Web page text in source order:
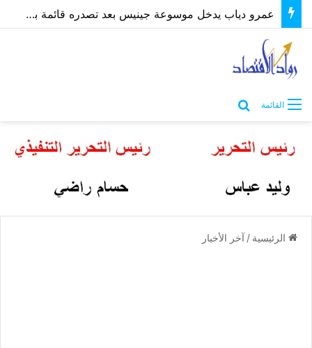
عمرو دياب يدخل موسوعة جينيس بعد تصدره قائمة بيلبورد عربية لـ68 أسبوعًا
القائمة
الرئيسية / آخر الأخبار